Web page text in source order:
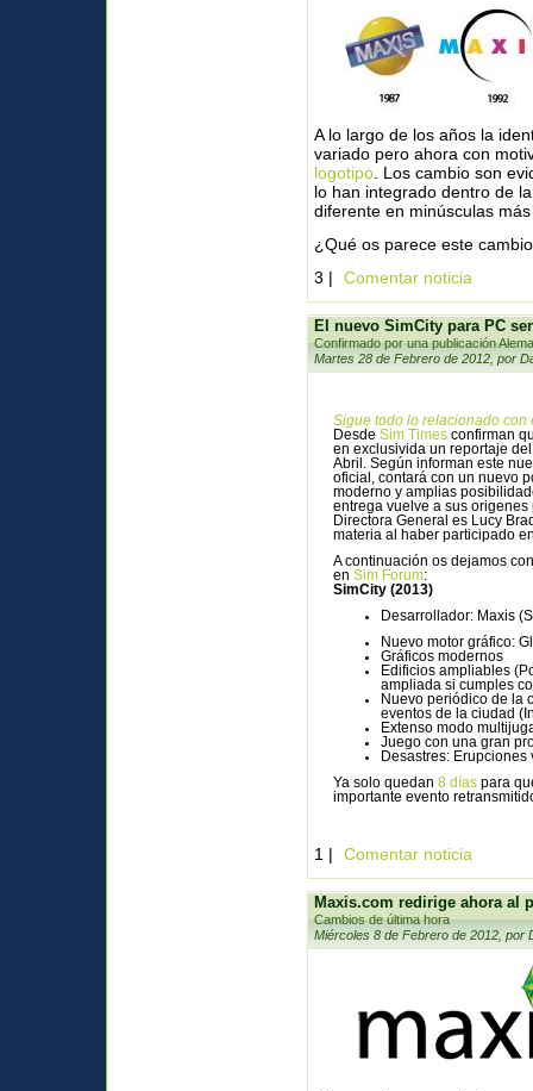
A lo largo de los años la
variado pero ahora con
logotipo. Los cambio son
lo han integrado dentro de
diferente en minúsculas
¿Qué os parece este
3 |
Comentar noticia
El nuevo SimCity para PC
Confirmado por una publicación
Martes 28 de Febrero de 2012, por
Sigue todo lo relacionado con
Desde Sim Timesconfirman
en exclusivida un reportaje
Abril. Según informan este
oficial, contará con un nuevo
moderno y amplias
entrega vuelve a sus
Directora General es Lucy
materia al haber participado
A continuación os dejamos
en Sim Forum:
SimCity (2013)
Desarrollador: Maxis
Nuevo motor gráfico:
Gráficos modernos
Edificios ampliables
ampliada si cumples
Nuevo periódico de la
eventos de la ciudad
Extenso modo
Juego con una gran
Desastres:
Ya solo quedan 8 díaspara
importante evento
1 | Comentar noticia
Maxis.com redirige ahora al
Cambios de última hora
Miércoles 8 de Febrero de 2012, por